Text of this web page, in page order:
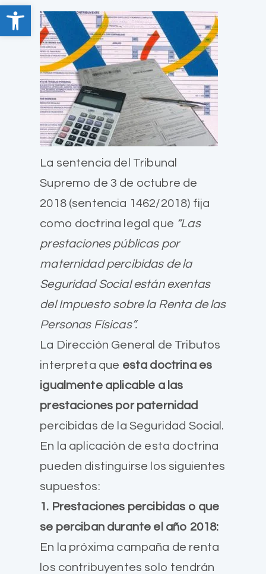
Abrir barra de herramientas
La sentencia del Tribunal
Supremo de 3 de octubre de
2018 (sentencia 1462/2018) fija
como doctrina legal que “Las
prestaciones públicas por
maternidad percibidas de la
Seguridad Social están exentas
del Impuesto sobre la Renta de las
Personas Físicas”.
La Dirección General de Tributos
interpreta que esta doctrina es
igualmente aplicable a las
prestaciones por paternidad
percibidas de la Seguridad Social.
En la aplicación de esta doctrina
pueden distinguirse los siguientes
supuestos:
1. Prestaciones percibidas o que
se perciban durante el año 2018:
En la próxima campaña de renta
los contribuyentes solo tendrán